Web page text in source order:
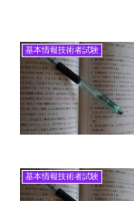
基本情報技術者試験
基本情報技術者試験